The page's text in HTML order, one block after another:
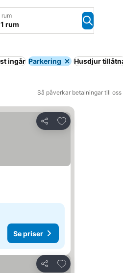
rum
rum
ingår Parkering Husdjur
Så påverkar betalningar till
Dela
Lägg till i Mina
Se priser
Dela
Lägg till i Mina